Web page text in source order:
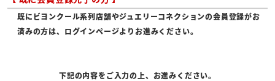
既にビヨンクール系列店舗やジュエリーコネクションの会員登録がお
済みの方は、ログインページよりお進みください。
下記の内容をご入力の上、お進みください。